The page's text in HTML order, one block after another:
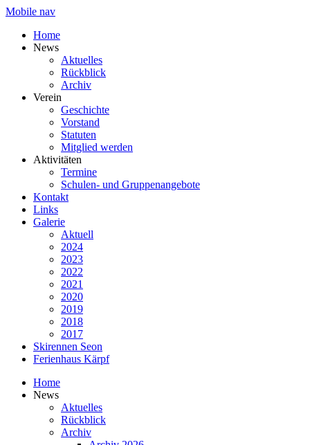
Mobile nav
Home
News
Aktuelles
Rückblick
Archiv
Verein
Geschichte
Vorstand
Statuten
Mitglied werden
Aktivitäten
Termine
Schulen- und Gruppenangebote
Kontakt
Links
Galerie
Aktuell
2024
2023
2022
2021
2020
2019
2018
2017
Skirennen Seon
Ferienhaus Kärpf
Home
News
Aktuelles
Rückblick
Archiv